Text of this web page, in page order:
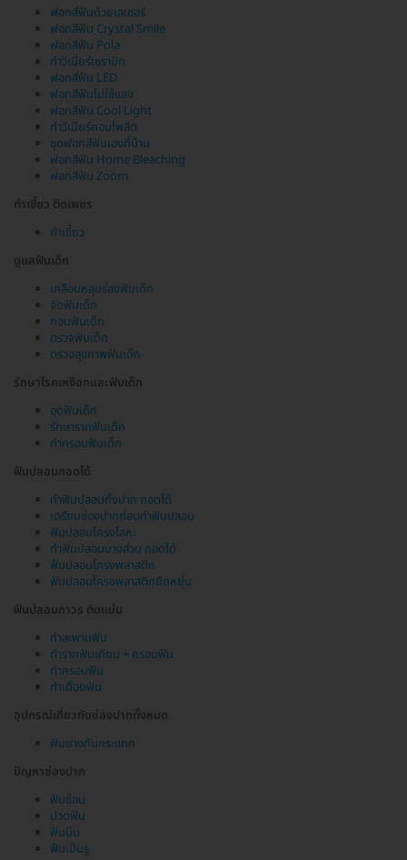
ฟอกสีฟันด้วยเลเซอร์
ฟอกสีฟัน Crystal Smile
ฟอกสีฟัน Pola
ทำวีเนียร์เซรามิก
ฟอกสีฟัน LED
ฟอกสีฟันไม่ใช้แสง
ฟอกสีฟัน Cool Light
ทำวีเนียร์คอมโพสิต
ชุดฟอกสีฟันเองที่บ้าน
ฟอกสีฟัน Home Bleaching
ฟอกสีฟัน Zoom
ทำเขี้ยว ติดเพชร
ทำเขี้ยว
ดูแลฟันเด็ก
เคลือบหลุมร่องฟันเด็ก
จัดฟันเด็ก
ถอนฟันเด็ก
ตรวจฟันเด็ก
ตรวจสุขภาพฟันเด็ก
รักษาโรคเหงือกและฟันเด็ก
อุดฟันเด็ก
รักษารากฟันเด็ก
ทำครอบฟันเด็ก
ฟันปลอมถอดได้
ทำฟันปลอมทั้งปาก ถอดได้
เตรียมช่องปากก่อนทำฟันปลอม
ฟันปลอมโครงโลหะ
ทำฟันปลอมบางส่วน ถอดได้
ฟันปลอมโครงพลาสติก
ฟันปลอมโครงพลาสติกยืดหยุ่น
ฟันปลอมถาวร ติดแน่น
ทำสะพานฟัน
ทำรากฟันเทียม + ครอบฟัน
ทำครอบฟัน
ทำเดือยฟัน
อุปกรณ์เกี่ยวกับช่องปากทั้งหมด
ฟันยางกันกระแทก
ปัญหาช่องปาก
ฟันซ้อน
ปวดฟัน
ฟันบิ่น
ฟันเป็นรู